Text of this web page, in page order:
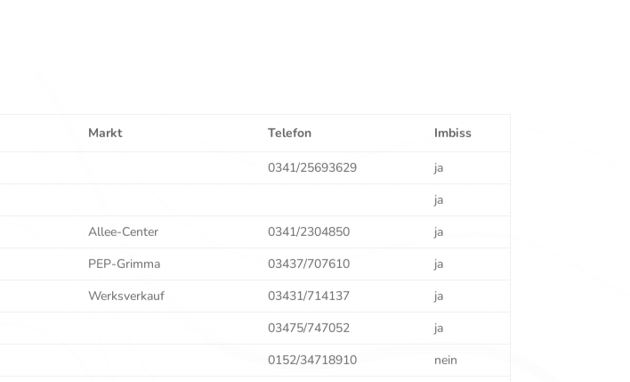
Markt Telefon Imbiss
0341/25693629
ja
ja
Allee-Center 0341/2304850
ja
PEP-Grimma 03437/707610
ja
Werksverkauf 03431/714137
ja
03475/747052
ja
0152/34718910
nein